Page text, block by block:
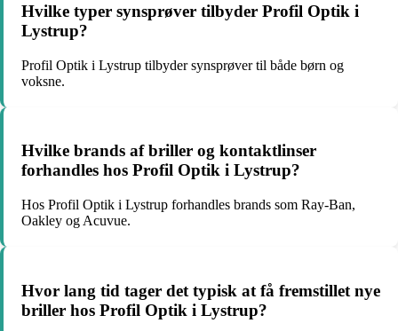
Hvilke typer synsprøver tilbyder Profil Optik i
Lystrup?
Profil Optik i Lystrup tilbyder synsprøver til både børn og
voksne.
Hvilke brands af briller og kontaktlinser
forhandles hos Profil Optik i Lystrup?
Hos Profil Optik i Lystrup forhandles brands som Ray-Ban,
Oakley og Acuvue.
Hvor lang tid tager det typisk at få fremstillet nye
briller hos Profil Optik i Lystrup?